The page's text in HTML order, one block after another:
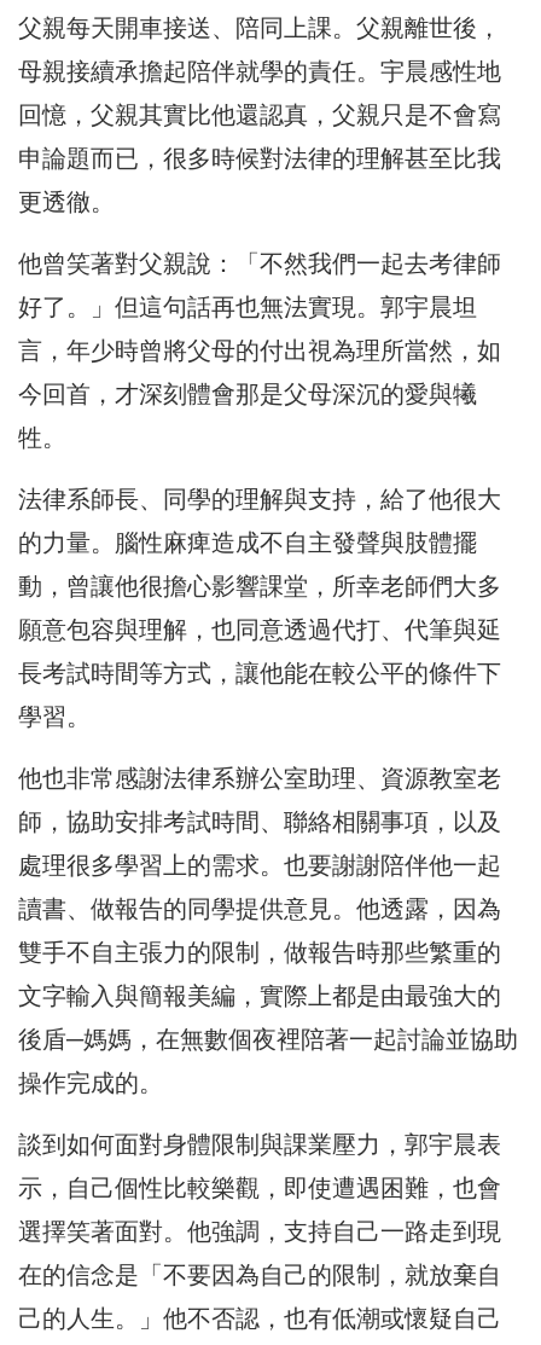
父親每天開車接送、陪同上課。父親離世後，
母親接續承擔起陪伴就學的責任。宇晨感性地
回憶，父親其實比他還認真，父親只是不會寫
申論題而已，很多時候對法律的理解甚至比我
更透徹。
他曾笑著對父親說：「不然我們一起去考律師
好了。」但這句話再也無法實現。郭宇晨坦
言，年少時曾將父母的付出視為理所當然，如
今回首，才深刻體會那是父母深沉的愛與犧
牲。
法律系師長、同學的理解與支持，給了他很大
的力量。腦性麻痺造成不自主發聲與肢體擺
動，曾讓他很擔心影響課堂，所幸老師們大多
願意包容與理解，也同意透過代打、代筆與延
長考試時間等方式，讓他能在較公平的條件下
學習。
他也非常感謝法律系辦公室助理、資源教室老
師，協助安排考試時間、聯絡相關事項，以及
處理很多學習上的需求。也要謝謝陪伴他一起
讀書、做報告的同學提供意見。他透露，因為
雙手不自主張力的限制，做報告時那些繁重的
文字輸入與簡報美編，實際上都是由最強大的
後盾─媽媽，在無數個夜裡陪著一起討論並協助
操作完成的。
談到如何面對身體限制與課業壓力，郭宇晨表
示，自己個性比較樂觀，即使遭遇困難，也會
選擇笑著面對。他強調，支持自己一路走到現
在的信念是「不要因為自己的限制，就放棄自
己的人生。」他不否認，也有低潮或懷疑自己